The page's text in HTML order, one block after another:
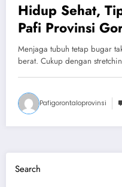
Hidup Sehat,
Pafi Provinsi
Stretching
Menjaga tubuh tetap bugar
berat. Cukup dengan
Pafigorontaloprovinsi
Search